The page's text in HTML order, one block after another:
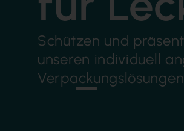
Schützen und
unseren individuell